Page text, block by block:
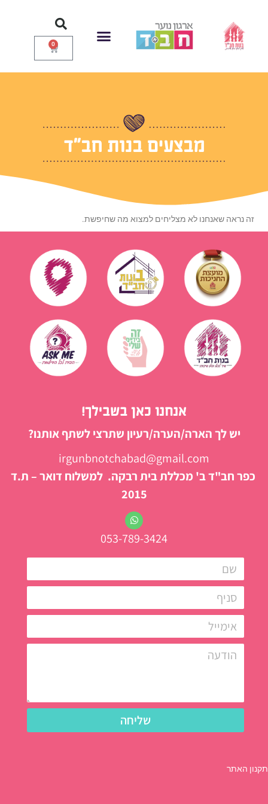
0
עגלת
קניות
מבצעים בנות חב"ד
זה נראה שאנחנו לא מצליחים למצוא מה שחיפשת.
אנחנו כאן בשבילך!
יש לך הארה/הערה/רעיון שתרצי לשתף אותנו?
irgunbnotchabad@gmail.com
כפר חב"ד ב' מכללת בית רבקה. למשלוח דואר – ת.ד
2015
053-789-3424
שליחה
תקנון האתר